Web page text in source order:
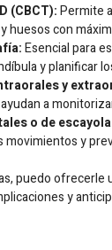
(CBCT):Permite
huesos con
Esencial para
y planificar
y
a
o de
movimientos y
puedo ofrecerle
y